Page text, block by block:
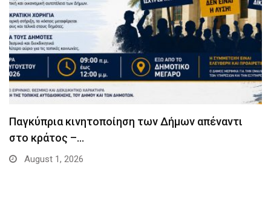
Παγκύπρια κινητοποίηση των Δήμων απέναντι
στο κράτος –…
August 1, 2026